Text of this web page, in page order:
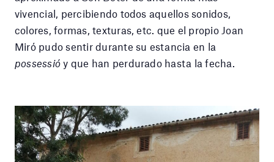
vivencial, percibiendo todos aquellos sonidos,
colores, formas, texturas, etc. que el propio Joan
Miró pudo sentir durante su estancia en la
possessió y que han perdurado hasta la fecha.